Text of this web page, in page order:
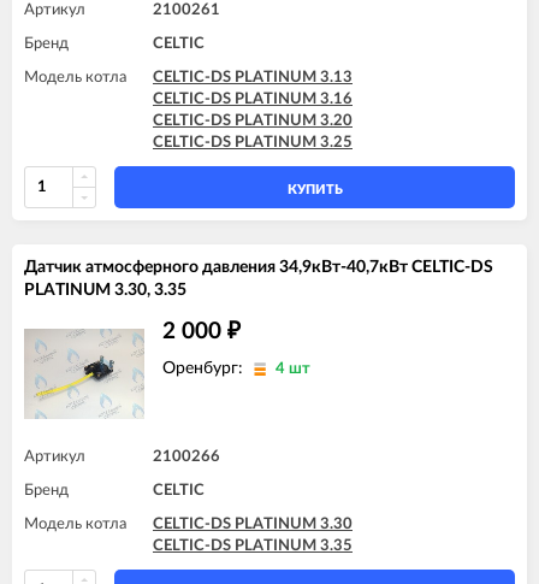
Артикул 2100261
Бренд CELTIC
Модель котла
CELTIC-DS PLATINUM 3.13
CELTIC-DS PLATINUM 3.16
CELTIC-DS PLATINUM 3.20
CELTIC-DS PLATINUM 3.25
КУПИТЬ
Датчик атмосферного давления 34,9кВт-40,7кВт CELTIC-DS
PLATINUM 3.30, 3.35
2 000 ₽
Оренбург: 4 шт
Артикул 2100266
Бренд CELTIC
Модель котла
CELTIC-DS PLATINUM 3.30
CELTIC-DS PLATINUM 3.35